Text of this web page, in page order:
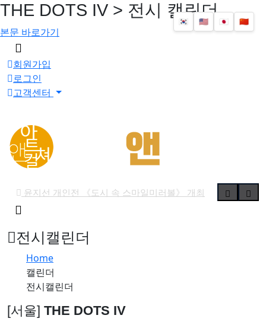
THE DOTS IV > 전시 캘린더
본문 바로가기
메
뉴
버
튼
회원가입
로그인
고객센터
윤지선 개인전 《도시 속 스마일미러볼》 개최
유진실 개인전 《리듬의 풍경》 개최
최형인 개인전 《서로의 자리》 개최
'파인캐릭터 2026', DDP서 11월 개최
강민서·송이현진 2인전 《Fabricated Narratives 》 개최
검
버
튼
🇰🇷 🇺🇸 🇯🇵 🇨🇳
전시캘린더
Home
캘린더
전시캘린더
[서울] THE DOTS IV